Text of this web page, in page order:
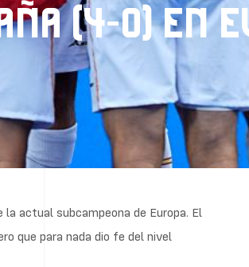
(4-0) EN
actual subcampeona de Europa. El
que para nada dio fe del nivel